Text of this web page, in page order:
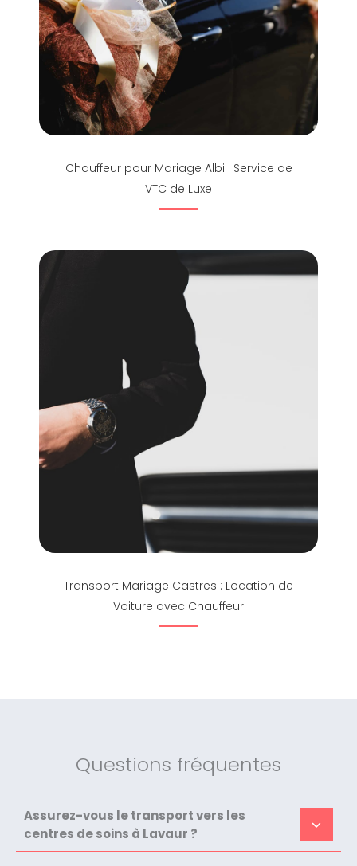
Chauffeur pour Mariage Albi : Service de
VTC de Luxe
Transport Mariage Castres : Location de
Voiture avec Chauffeur
Questions fréquentes
Assurez-vous le transport vers les
centres de soins à Lavaur ?